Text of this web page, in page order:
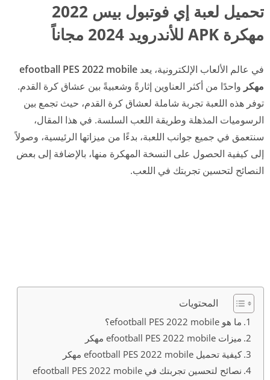
تحميل لعبة إي فوتبول بيس 2022
مهكرة APK للأندرويد 2024 مجاناً
في عالم الألعاب الإلكترونية، يعد efootball PES 2022 mobile
مهكر واحدًا من أكثر العناوين إثارةً وشعبيةً بين عشاق كرة القدم.
توفر هذه اللعبة تجربة شاملة لعشاق كرة القدم، حيث تجمع بين
الرسوميات المذهلة وطريقة اللعب السلسة. في هذا المقال،
سنتعمق في جميع جوانب اللعبة، بدءًا من ميزاتها الرئيسية، وصولاً
إلى كيفية الحصول على النسخة المهكرة منها، بالإضافة إلى بعض
النصائح لتحسين تجربتك في اللعب.
المحتويات
ما هو efootball PES 2022 mobile؟
ميزات efootball PES 2022 mobile مهكر
كيفية تحميل efootball PES 2022 mobile مهكر
نصائح لتحسين تجربتك في efootball PES 2022 mobile